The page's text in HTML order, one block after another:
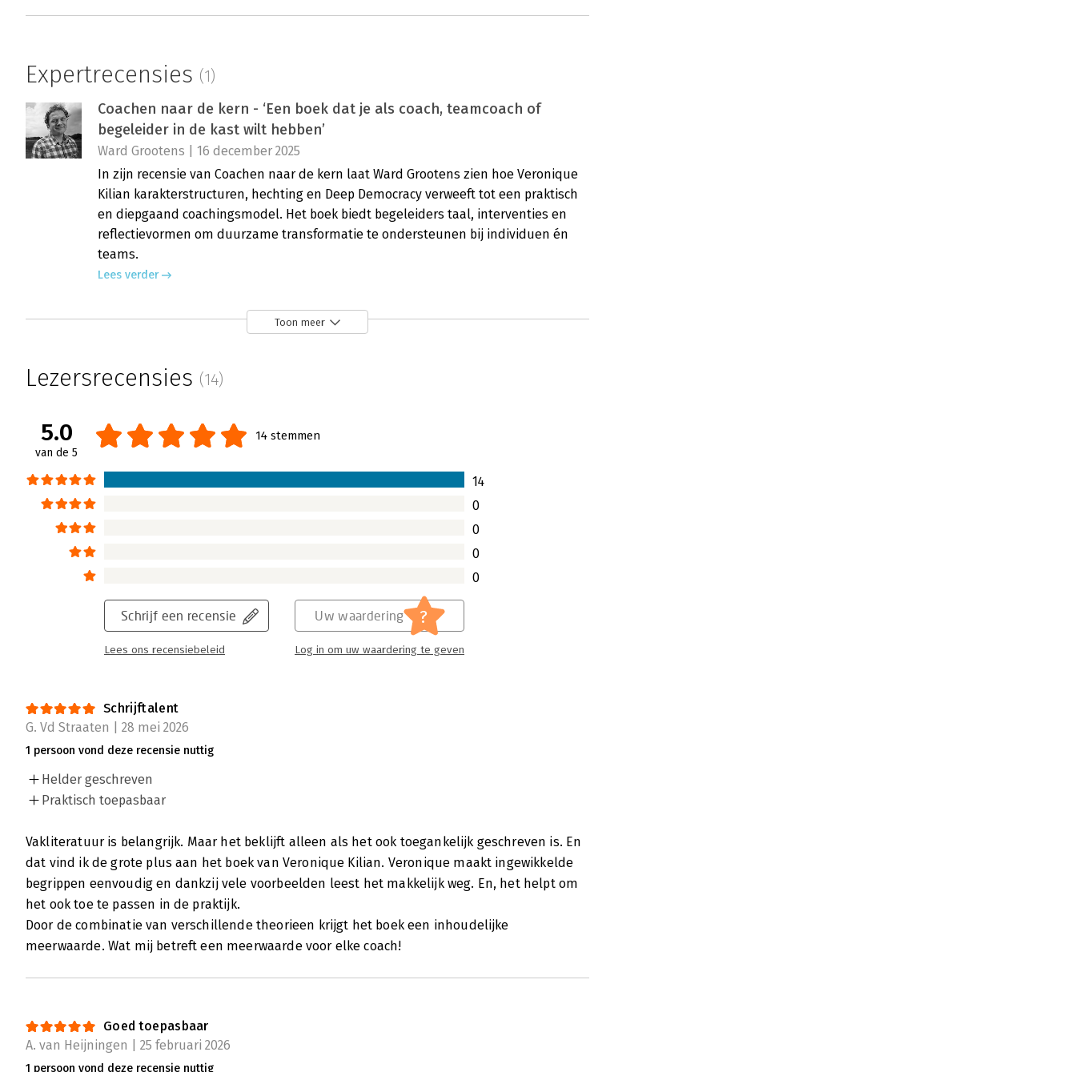
Expertrecensies (1)
Coachen naar de kern - ‘Een boek dat je als coach, teamcoach of
begeleider in de kast wilt hebben’
Ward Grootens | 16 december 2025
In zijn recensie van Coachen naar de kern laat Ward Grootens zien hoe Veronique
Kilian karakterstructuren, hechting en Deep Democracy verweeft tot een praktisch
en diepgaand coachingsmodel. Het boek biedt begeleiders taal, interventies en
reflectievormen om duurzame transformatie te ondersteunen bij individuen én
teams.
Lees verder
Toon meer
Lezersrecensies (14)
5.0
van de 5
14 stemmen
14
0
0
0
0
Schrijf een recensie
Lees ons recensiebeleid
Uw waardering ?
Log in om uw waardering te geven
Schrijftalent
G. Vd Straaten | 28 mei 2026
1 persoon vond deze recensie nuttig
Helder geschreven
Praktisch toepasbaar
Vakliteratuur is belangrijk. Maar het beklijft alleen als het ook toegankelijk geschreven is. En
dat vind ik de grote plus aan het boek van Veronique Kilian. Veronique maakt ingewikkelde
begrippen eenvoudig en dankzij vele voorbeelden leest het makkelijk weg. En, het helpt om
het ook toe te passen in de praktijk.
Door de combinatie van verschillende theorieen krijgt het boek een inhoudelijke
meerwaarde. Wat mij betreft een meerwaarde voor elke coach!
Goed toepasbaar
A. van Heijningen | 25 februari 2026
1 persoon vond deze recensie nuttig